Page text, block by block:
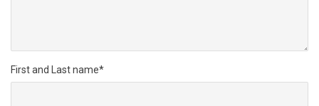
First and Last name*